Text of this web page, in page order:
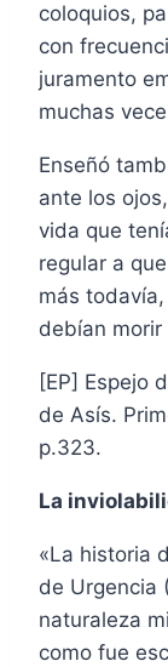
coloquios,
con
juramento
muchas
Enseñó
ante los
vida que
regular a
más
debían morir
[EP] Espejo
de Asís.
p.323.
La
«La historia
de Urgencia
naturaleza
como fue